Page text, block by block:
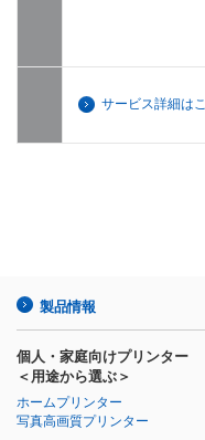
サービス詳細は
製品情報
個人・家庭向けプリンター
＜用途から選ぶ＞
ホームプリンター
写真高画質プリンター